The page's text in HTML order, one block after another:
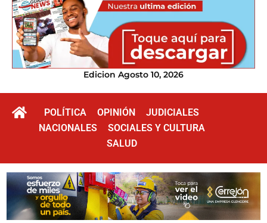
Edicion Agosto 10, 2026
POLÍTICA OPINIÓN
JUDICIALES
NACIONALES
SOCIALES Y CULTURA
SALUD